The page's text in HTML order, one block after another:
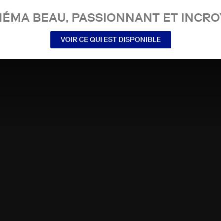
BEAU, PASSIONNANT ET
VOIR CE QUI EST DISPONIBLE